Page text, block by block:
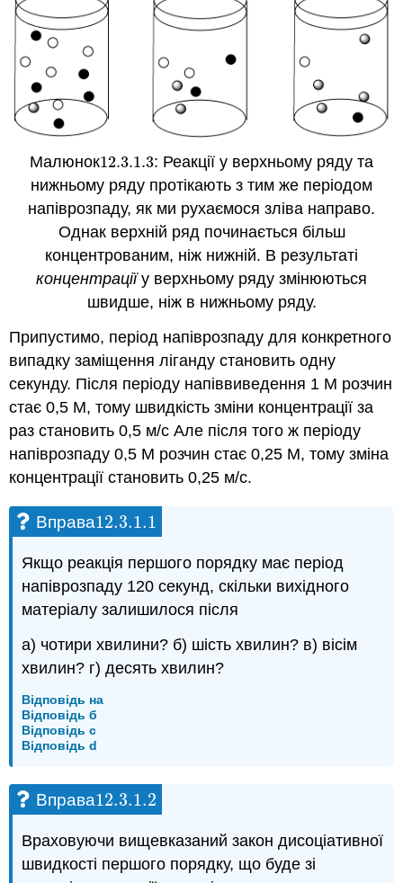
Малюнок12.3.1.3
12.3.1.3: Реакції у верхньому ряду та
нижньому ряду протікають з тим же періодом
напіврозпаду, як ми рухаємося зліва направо.
Однак верхній ряд починається більш
концентрованим, ніж нижній. В результаті
концентраціїу верхньому ряду змінюються
швидше, ніж в нижньому ряду.
Припустимо, період напіврозпаду для конкретного
випадку заміщення ліганду становить одну
секунду. Після періоду напіввиведення 1 М розчин
стає 0,5 М, тому швидкість зміни концентрації за
раз становить 0,5 м/с Але після того ж періоду
напіврозпаду 0,5 М розчин стає 0,25 М, тому зміна
концентрації становить 0,25 м/с.
Вправа12.3.1.1
12.3.1.1
Якщо реакція першого порядку має період
напіврозпаду 120 секунд, скільки вихідного
матеріалу залишилося після
а) чотири хвилини? б) шість хвилин? в) вісім
хвилин? г) десять хвилин?
Відповідь на
Відповідь б
Відповідь c
Відповідь d
Вправа12.3.1.2
12.3.1.2
Враховуючи вищевказаний закон дисоціативної
швидкості першого порядку, що буде зі